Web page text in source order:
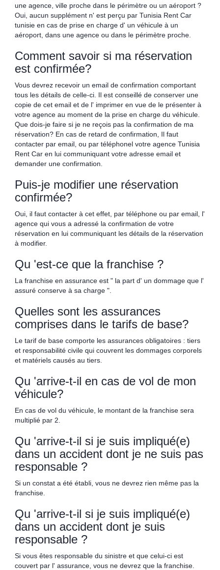
une agence, ville proche dans le périmètre ou un aéroport ?
Oui, aucun supplément n' est perçu par Tunisia Rent Car
tunisie en cas de prise en charge d' un véhicule à un
aéroport, dans une agence ou dans le périmètre proche.
Comment savoir si ma réservation
est confirmée?
Vous devrez recevoir un email de confirmation comportant
tous les détails de celle-ci. Il est conseillé de conserver une
copie de cet email et de l' imprimer en vue de le présenter à
votre agence au moment de la prise en charge du véhicule.
Que dois-je faire si je ne reçois pas la confirmation de ma
réservation? En cas de retard de confirmation, Il faut
contacter par email, ou par téléphonel votre agence Tunisia
Rent Car en lui communiquant votre adresse email et
demander une confirmation.
Puis-je modifier une réservation
confirmée?
Oui, il faut contacter à cet effet, par téléphone ou par email, l'
agence qui vous a adressé la confirmation de votre
réservation en lui communiquant les détails de la réservation
à modifier.
Qu 'est-ce que la franchise ?
La franchise en assurance est " la part d' un dommage que l'
assuré conserve à sa charge ".
Quelles sont les assurances
comprises dans le tarifs de base?
Le tarif de base comporte les assurances obligatoires : tiers
et responsabilité civile qui couvrent les dommages corporels
et matériels causés au tiers.
Qu 'arrive-t-il en cas de vol de mon
véhicule?
En cas de vol du véhicule, le montant de la franchise sera
multiplié par 2.
Qu 'arrive-t-il si je suis impliqué(e)
dans un accident dont je ne suis pas
responsable ?
Si un constat a été établi, vous ne devrez rien même pas la
franchise.
Qu 'arrive-t-il si je suis impliqué(e)
dans un accident dont je suis
responsable ?
Si vous êtes responsable du sinistre et que celui-ci est
couvert par l' assurance, vous ne devrez que la franchise.